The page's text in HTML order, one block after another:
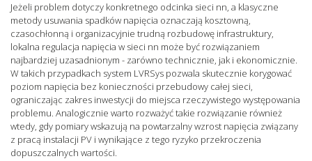
Jeżeli problem dotyczy konkretnego odcinka sieci nn, a klasyczne
metody usuwania spadków napięcia oznaczają kosztowną,
czasochłonną i organizacyjnie trudną rozbudowę infrastruktury,
lokalna regulacja napięcia w sieci nn może być rozwiązaniem
najbardziej uzasadnionym - zarówno technicznie, jak i ekonomicznie.
W takich przypadkach system LVRSys pozwala skutecznie korygować
poziom napięcia bez konieczności przebudowy całej sieci,
ograniczając zakres inwestycji do miejsca rzeczywistego występowania
problemu. Analogicznie warto rozważyć takie rozwiązanie również
wtedy, gdy pomiary wskazują na powtarzalny wzrost napięcia związany
z pracą instalacji PV i wynikające z tego ryzyko przekroczenia
dopuszczalnych wartości.